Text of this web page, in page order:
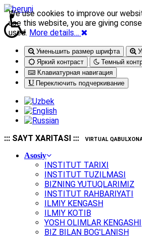
Уменьшить размер шрифта
Яркий контраст
Темный
Клавиатурная навигация
Переключить подчеркивание
::: SAYT XARITASI ::: VIRTUAL
Asosiy
INSTITUT TARIXI
INSTITUT TUZILMASI
BIZNING YUTUQLARIMIZ
INSTITUT RAHBARIYATI
ILMIY KENGASH
ILMIY KOTIB
YOSH OLIMLAR KENGASHI
BIZ BILAN BOG'LANISH
We use cookies to improve our
use this website, you are giving
used. More details…